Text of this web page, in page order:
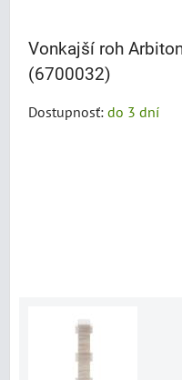
Vonkajší roh
(6700032)
Dostupnosť: do 3 dní